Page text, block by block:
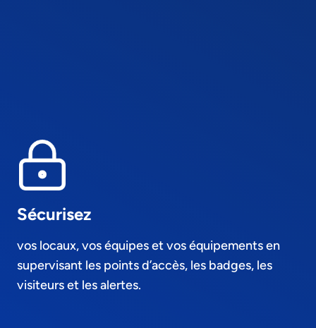
Sécurisez
vos locaux, vos équipes et vos équipements en
supervisant les points d’accès, les badges, les
visiteurs et les alertes.